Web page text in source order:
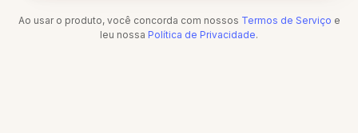
Ao usar o produto, você concorda com nossos Termos de Serviço e
leu nossa Política de Privacidade.